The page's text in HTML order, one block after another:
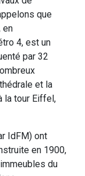
que
en
4, est un
par 32
et la
la tour Eiffel,
IdFM) ont
en 1900,
du